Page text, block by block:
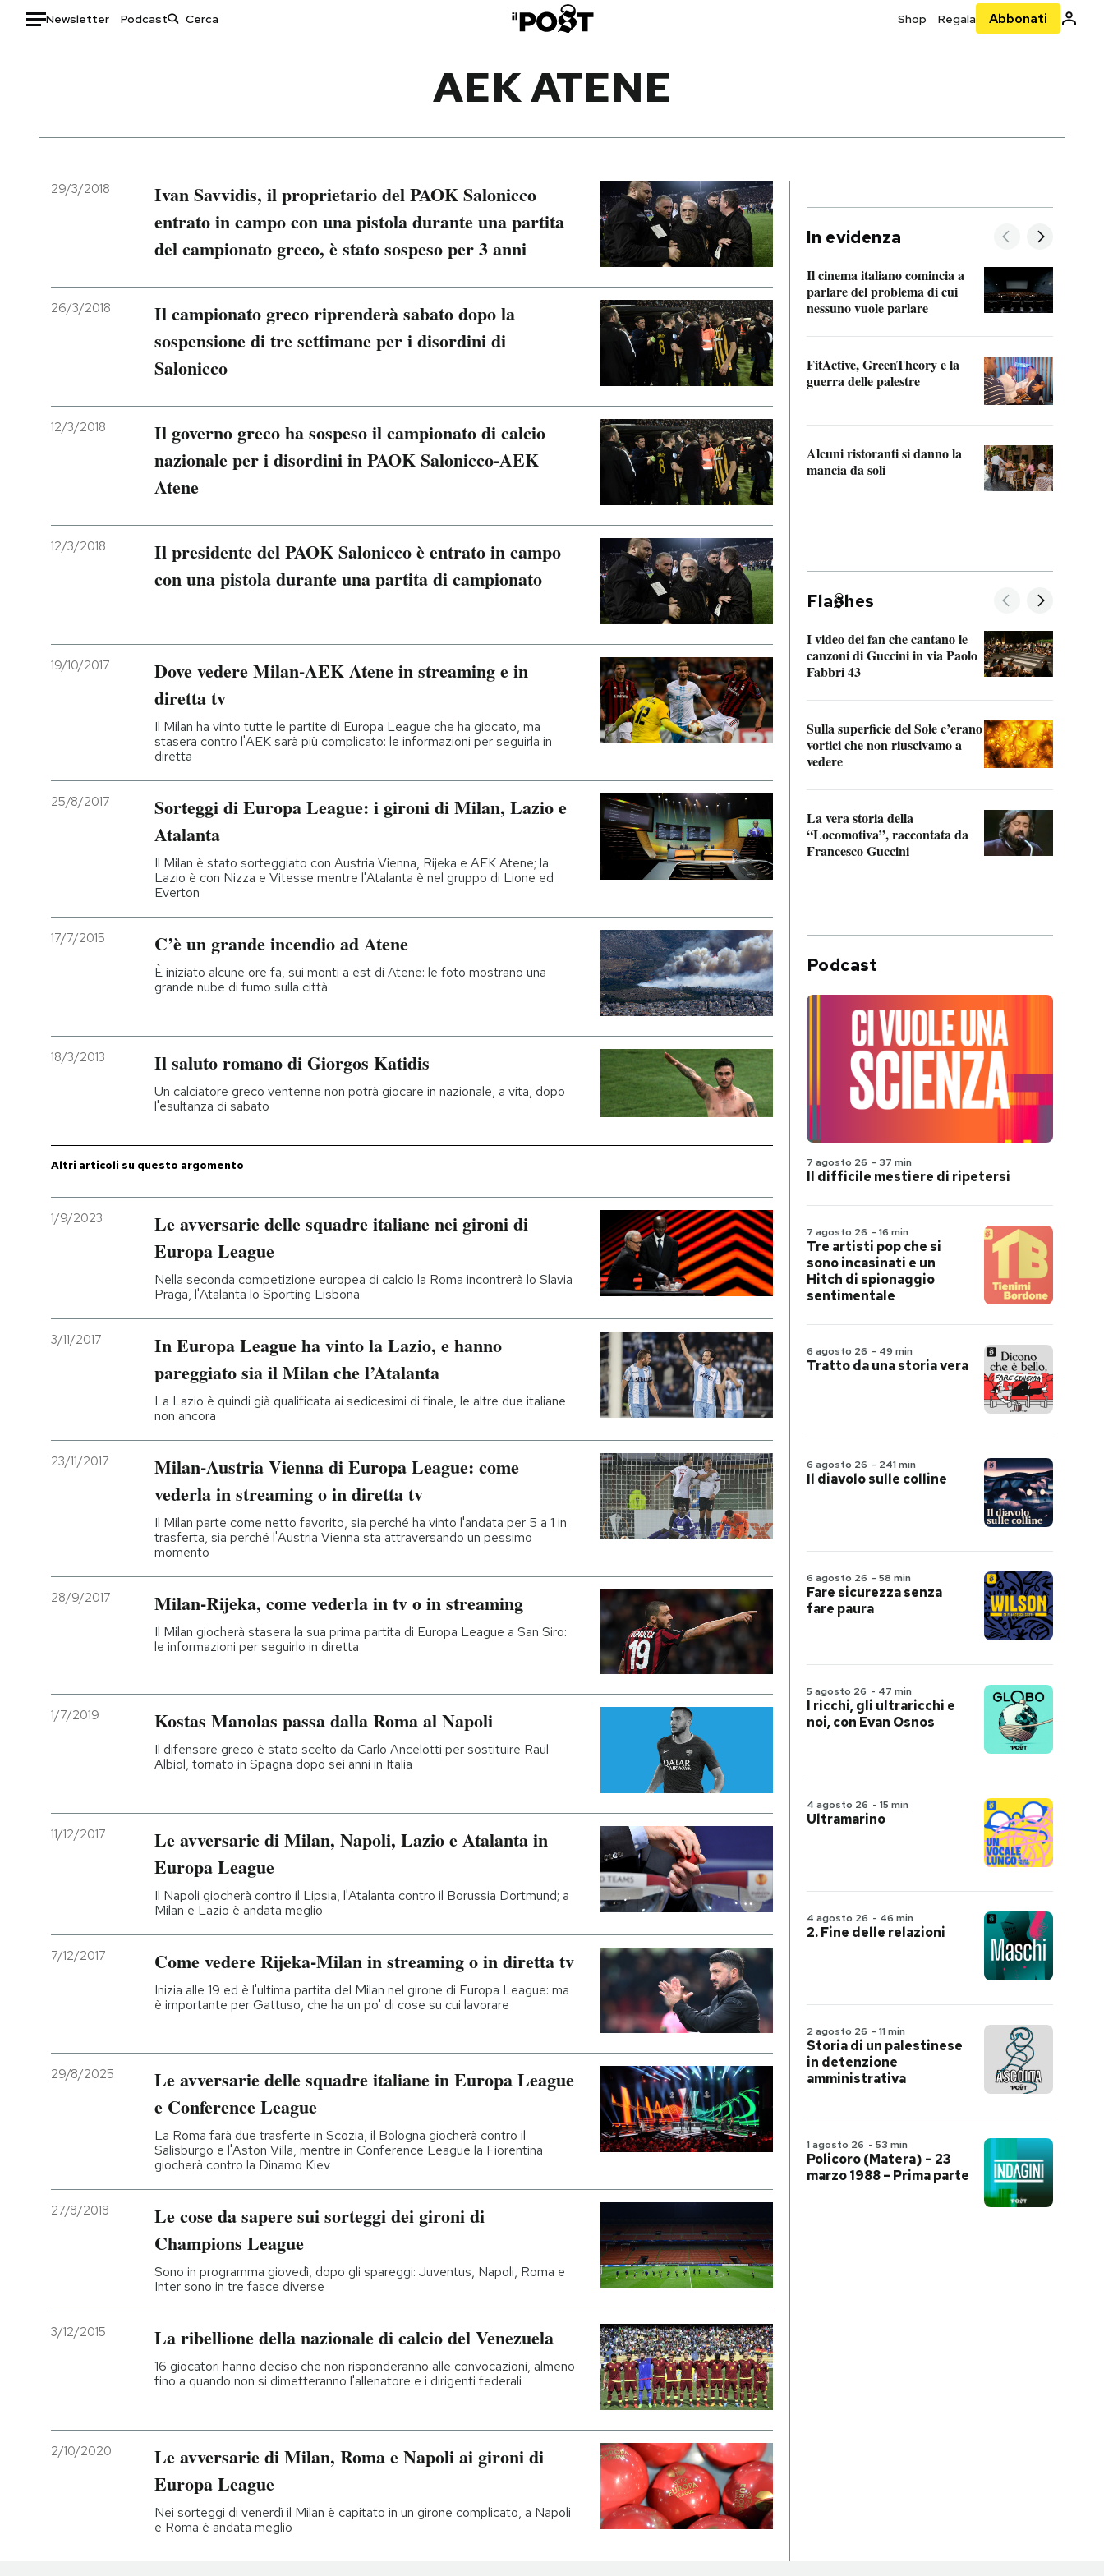
Newsletter Podcast Shop Regala Abbonati
Italia
Politica
Economia
Moda
Storie/Idee
Ok Boomer!
Media
Mondiali calcio 2026
AREA PERSONALE
AEK ATENE
29/3/2018
Ivan Savvidis, il proprietario del PAOK Salonicco
entrato in campo con una pistola durante una partita
del campionato greco, è stato sospeso per 3 anni
26/3/2018
Il campionato greco riprenderà sabato dopo la
sospensione di tre settimane per i disordini di
Salonicco
12/3/2018
Il governo greco ha sospeso il campionato di calcio
nazionale per i disordini in PAOK Salonicco-AEK
Atene
12/3/2018
Il presidente del PAOK Salonicco è entrato in campo
con una pistola durante una partita di campionato
19/10/2017
Dove vedere Milan-AEK Atene in streaming e in
diretta tv
Il Milan ha vinto tutte le partite di Europa League che ha giocato, ma
stasera contro l'AEK sarà più complicato: le informazioni per seguirla in
diretta
25/8/2017
Sorteggi di Europa League: i gironi di Milan, Lazio e
Atalanta
Il Milan è stato sorteggiato con Austria Vienna, Rijeka e AEK Atene; la
Lazio è con Nizza e Vitesse mentre l'Atalanta è nel gruppo di Lione ed
Everton
17/7/2015 C’è un grande incendio ad Atene
È iniziato alcune ore fa, sui monti a est di Atene: le foto mostrano una
grande nube di fumo sulla città
18/3/2013 Il saluto romano di Giorgos Katidis
Un calciatore greco ventenne non potrà giocare in nazionale, a vita, dopo
l'esultanza di sabato
Altri articoli su questo argomento
1/9/2023
Le avversarie delle squadre italiane nei gironi di
Europa League
Nella seconda competizione europea di calcio la Roma incontrerà lo Slavia
Praga, l'Atalanta lo Sporting Lisbona
3/11/2017
In Europa League ha vinto la Lazio, e hanno
pareggiato sia il Milan che l’Atalanta
La Lazio è quindi già qualificata ai sedicesimi di finale, le altre due italiane
non ancora
23/11/2017
Milan-Austria Vienna di Europa League: come
vederla in streaming o in diretta tv
Il Milan parte come netto favorito, sia perché ha vinto l'andata per 5 a 1 in
trasferta, sia perché l'Austria Vienna sta attraversando un pessimo
momento
28/9/2017 Milan-Rijeka, come vederla in tv o in streaming
Il Milan giocherà stasera la sua prima partita di Europa League a San Siro:
le informazioni per seguirlo in diretta
1/7/2019 Kostas Manolas passa dalla Roma al Napoli
Il difensore greco è stato scelto da Carlo Ancelotti per sostituire Raul
Albiol, tornato in Spagna dopo sei anni in Italia
11/12/2017
Le avversarie di Milan, Napoli, Lazio e Atalanta in
Europa League
Il Napoli giocherà contro il Lipsia, l'Atalanta contro il Borussia Dortmund; a
Milan e Lazio è andata meglio
7/12/2017 Come vedere Rijeka-Milan in streaming o in diretta tv
Inizia alle 19 ed è l'ultima partita del Milan nel girone di Europa League: ma
è importante per Gattuso, che ha un po' di cose su cui lavorare
29/8/2025
Le avversarie delle squadre italiane in Europa League
e Conference League
La Roma farà due trasferte in Scozia, il Bologna giocherà contro il
Salisburgo e l'Aston Villa, mentre in Conference League la Fiorentina
giocherà contro la Dinamo Kiev
27/8/2018
Le cose da sapere sui sorteggi dei gironi di
Champions League
Sono in programma giovedì, dopo gli spareggi: Juventus, Napoli, Roma e
Inter sono in tre fasce diverse
3/12/2015 La ribellione della nazionale di calcio del Venezuela
16 giocatori hanno deciso che non risponderanno alle convocazioni, almeno
fino a quando non si dimetteranno l'allenatore e i dirigenti federali
2/10/2020
Le avversarie di Milan, Roma e Napoli ai gironi di
Europa League
Nei sorteggi di venerdì il Milan è capitato in un girone complicato, a Napoli
e Roma è andata meglio
In evidenza
Il cinema italiano comincia a
parlare del problema di cui
nessuno vuole parlare
FitActive, GreenTheory e la
guerra delle palestre
Alcuni ristoranti si danno la
mancia da soli
Fla hes
I video dei fan che cantano le
canzoni di Guccini in via Paolo
Fabbri 43
Sulla superficie del Sole c’erano
vortici che non riuscivamo a
vedere
La vera storia della
“Locomotiva”, raccontata da
Francesco Guccini
Podcast
7 agosto 26 - 37 min
Il difficile mestiere di ripetersi
7 agosto 26 - 16 min
Tre artisti pop che si
sono incasinati e un
Hitch di spionaggio
sentimentale
6 agosto 26 - 49 min
Tratto da una storia vera
6 agosto 26 - 241 min
Il diavolo sulle colline
6 agosto 26 - 58 min
Fare sicurezza senza
fare paura
5 agosto 26 - 47 min
I ricchi, gli ultraricchi e
noi, con Evan Osnos
4 agosto 26 - 15 min
Ultramarino
4 agosto 26 - 46 min
2. Fine delle relazioni
2 agosto 26 - 11 min
Storia di un palestinese
in detenzione
amministrativa
1 agosto 26 - 53 min
Policoro (Matera) – 23
marzo 1988 – Prima parte